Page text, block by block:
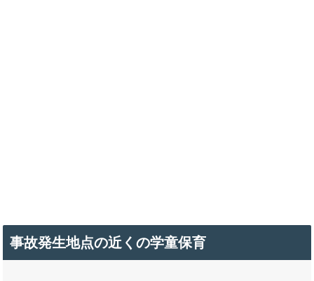
事故発生地点の近くの学童保育